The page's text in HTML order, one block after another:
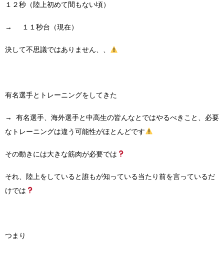
１２秒（陸上初めて間もない頃）
→ １１秒台（現在）
決して不思議ではありません、、
有名選手とトレーニングをしてきた
→ 有名選手、海外選手と中高生の皆んなとではやるべきこと、必要
なトレーニングは違う可能性がほとんどです
その動きには大きな筋肉が必要では
それ、陸上をしていると誰もが知っている当たり前を言っているだ
けでは
つまり